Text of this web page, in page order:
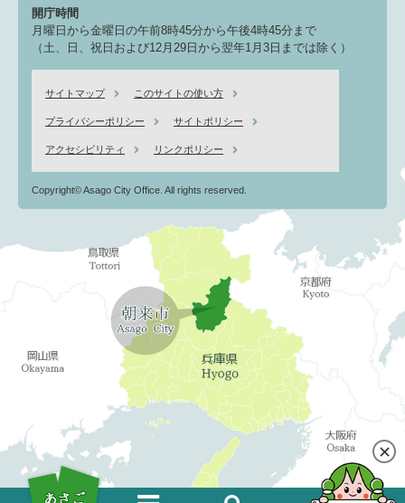
開庁時間
月曜日から金曜日の午前8時45分から午後4時45分まで
（土、日、祝日および12月29日から翌年1月3日までは除く）
サイトマップ このサイトの使い方
プライバシーポリシー サイトポリシー
アクセシビリティ リンクポリシー
Copyright© Asago City Office. All rights reserved.